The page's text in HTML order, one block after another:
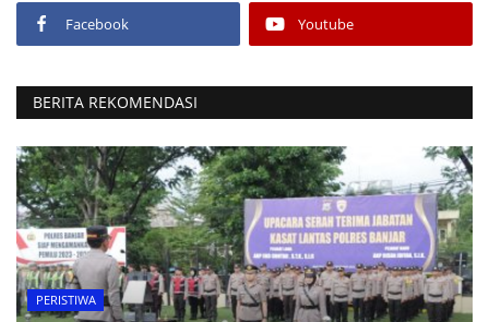
Facebook Youtube
BERITA REKOMENDASI
PERISTIWA